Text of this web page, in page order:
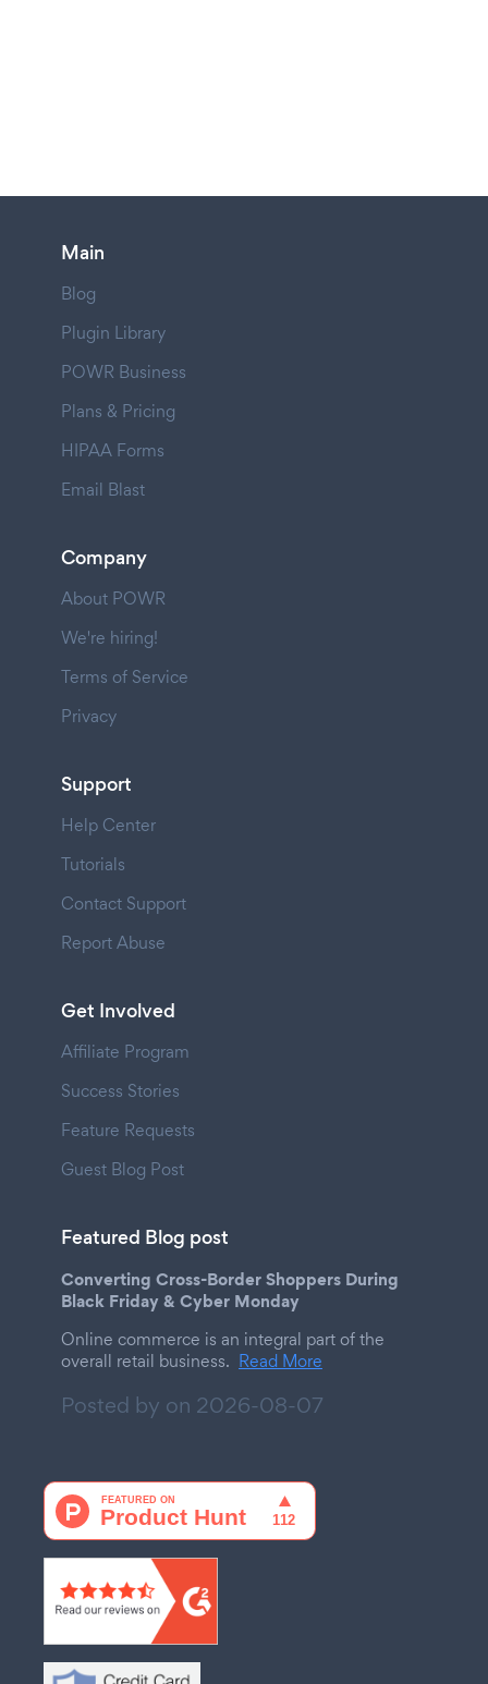
Main
Blog
Plugin Library
POWR Business
Plans & Pricing
HIPAA Forms
Email Blast
Company
About POWR
We're hiring!
Terms of Service
Privacy
Support
Help Center
Tutorials
Contact Support
Report Abuse
Get Involved
Affiliate Program
Success Stories
Feature Requests
Guest Blog Post
Featured Blog post
Converting Cross-Border Shoppers During
Black Friday & Cyber Monday
Online commerce is an integral part of the
overall retail business. Read More
Posted by on 2026-08-07